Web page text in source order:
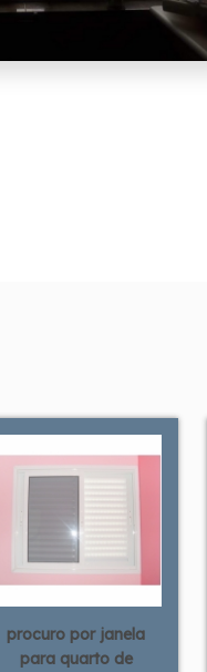
procuro por janela
para quarto de